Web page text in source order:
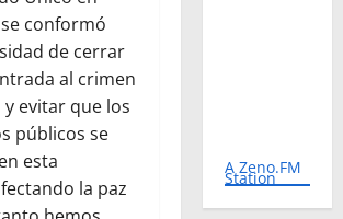
conformó
de cerrar
al crimen
evitar que los
públicos se
esta
la paz
A Zeno.FM
Station